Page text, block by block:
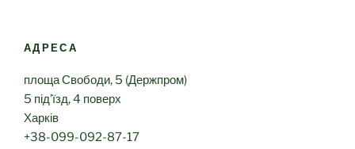
АДРЕСА
площа Свободи, 5 (Держпром)
5 під’їзд, 4 поверх
Харків
+38-099-092-87-17